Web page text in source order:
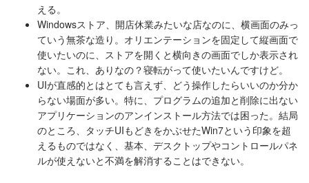
える。
Windowsストア、開店休業みたいな店なのに、横画面のみっ
ていう無茶な造り。オリエンテーションを固定して縦画面で
使いたいのに、ストアを開くと横向きの画面でしか表示され
ない。これ、ありなの？寝転がって使いたいんですけど。
UIが直感的とはとても言えず、どう操作したらいいのか分か
らない場面が多い。特に、プログラムの追加と削除に出ない
アプリケーションのアンインストール方法では困った。結局
のところ、タッチUIもどきをかぶせたWin7という印象を超
えるものではなく、基本、デスクトップやコントロールパネ
ルが使えないと不満を解消することはできない。